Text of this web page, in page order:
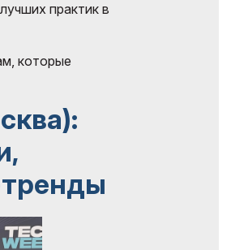
практик в
которые